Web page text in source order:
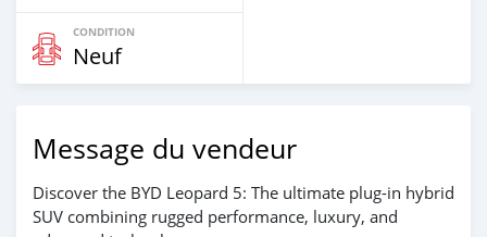
CONDITION
Neuf
Message du vendeur
Discover the BYD Leopard 5: The ultimate plug-in hybrid
SUV combining rugged performance, luxury, and